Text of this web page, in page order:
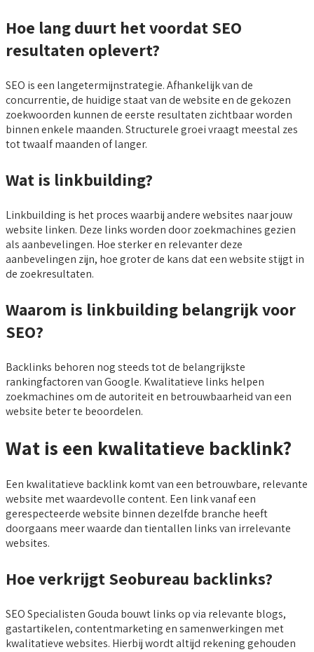
Hoe lang duurt het voordat SEO
resultaten oplevert?
SEO is een langetermijnstrategie. Afhankelijk van de
concurrentie, de huidige staat van de website en de gekozen
zoekwoorden kunnen de eerste resultaten zichtbaar worden
binnen enkele maanden. Structurele groei vraagt meestal zes
tot twaalf maanden of langer.
Wat is linkbuilding?
Linkbuilding is het proces waarbij andere websites naar jouw
website linken. Deze links worden door zoekmachines gezien
als aanbevelingen. Hoe sterker en relevanter deze
aanbevelingen zijn, hoe groter de kans dat een website stijgt in
de zoekresultaten.
Waarom is linkbuilding belangrijk voor
SEO?
Backlinks behoren nog steeds tot de belangrijkste
rankingfactoren van Google. Kwalitatieve links helpen
zoekmachines om de autoriteit en betrouwbaarheid van een
website beter te beoordelen.
Wat is een kwalitatieve backlink?
Een kwalitatieve backlink komt van een betrouwbare, relevante
website met waardevolle content. Een link vanaf een
gerespecteerde website binnen dezelfde branche heeft
doorgaans meer waarde dan tientallen links van irrelevante
websites.
Hoe verkrijgt Seobureau backlinks?
SEO Specialisten Gouda bouwt links op via relevante blogs,
gastartikelen, contentmarketing en samenwerkingen met
kwalitatieve websites. Hierbij wordt altijd rekening gehouden